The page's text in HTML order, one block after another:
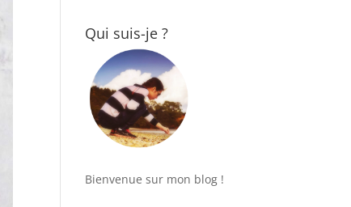
Qui suis-je ?
Bienvenue sur mon blog !